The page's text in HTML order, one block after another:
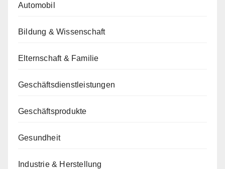
Automobil
Bildung & Wissenschaft
Elternschaft & Familie
Geschäftsdienstleistungen
Geschäftsprodukte
Gesundheit
Industrie & Herstellung